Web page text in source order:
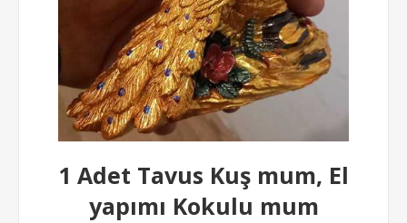
1 Adet Tavus Kuş mum, El
yapımı Kokulu mum